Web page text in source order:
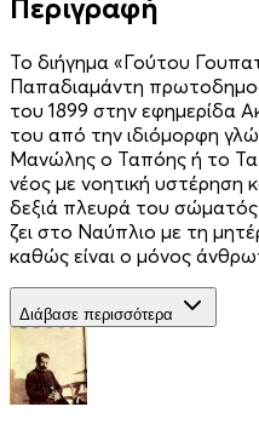
Περιγραφή
Το διήγημα «Γούτου
Παπαδιαμάντη
του 1899 στην εφημερίδα
του από την ιδιόμορφη
Μανώλης ο Ταπόης ή το
νέος με νοητική υστέρηση
δεξιά πλευρά του
ζει στο Ναύπλιο με τη
καθώς είναι ο μόνος
Διάβασε περισσότερα